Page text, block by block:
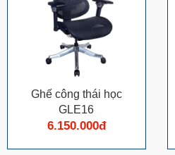
Ghế công thái học
GLE16
6.150.000đ